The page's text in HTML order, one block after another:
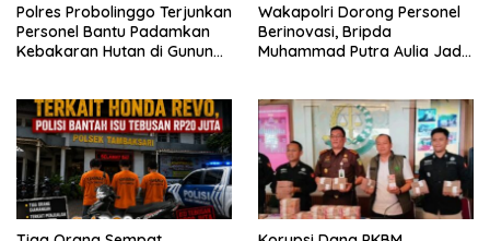
Polres Probolinggo Terjunkan
Personel Bantu Padamkan
Kebakaran Hutan di Gunung
Wakapolri Dorong Personel
Berinovasi, Bripda
Muhammad Putra Aulia Jadi